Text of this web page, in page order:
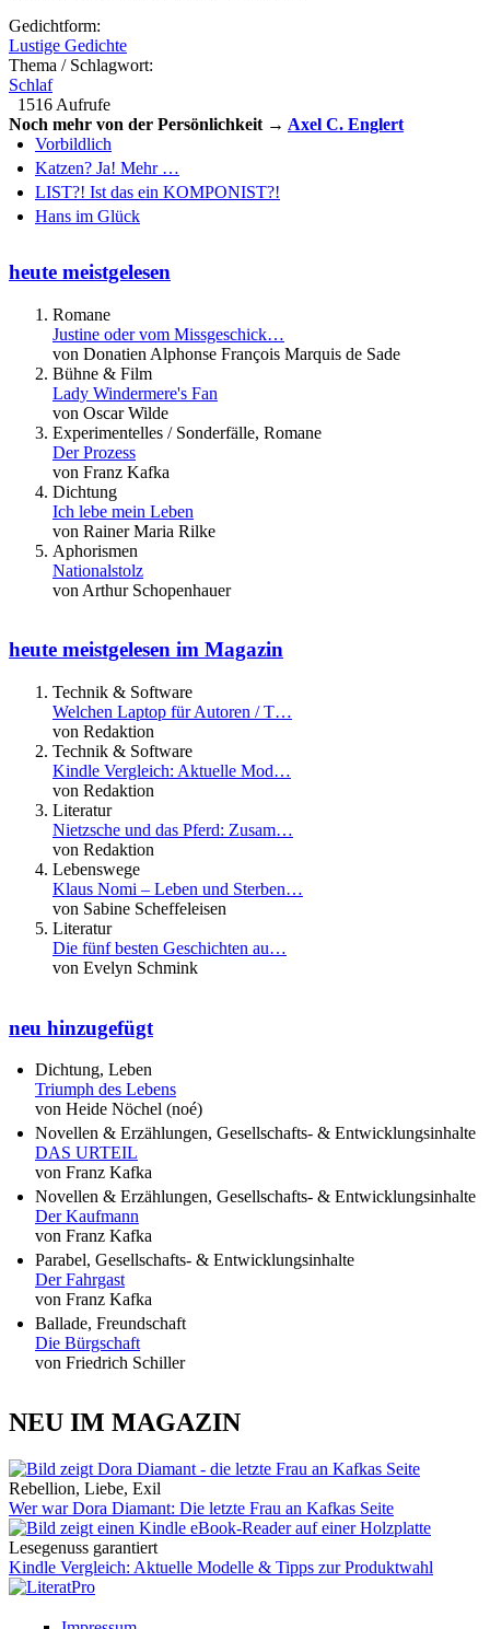
Gedichtform:
Lustige Gedichte
Thema / Schlagwort:
Schlaf
1516 Aufrufe
Noch mehr von der Persönlichkeit → Axel C. Englert
Vorbildlich
Katzen? Ja! Mehr …
LIST?! Ist das ein KOMPONIST?!
Hans im Glück
heute meistgelesen
Romane
Justine oder vom Missgeschick…
von Donatien Alphonse François Marquis de Sade
Bühne & Film
Lady Windermere's Fan
von Oscar Wilde
Experimentelles / Sonderfälle, Romane
Der Prozess
von Franz Kafka
Dichtung
Ich lebe mein Leben
von Rainer Maria Rilke
Aphorismen
Nationalstolz
von Arthur Schopenhauer
heute meistgelesen im Magazin
Technik & Software
Welchen Laptop für Autoren / T…
von Redaktion
Technik & Software
Kindle Vergleich: Aktuelle Mod…
von Redaktion
Literatur
Nietzsche und das Pferd: Zusam…
von Redaktion
Lebenswege
Klaus Nomi – Leben und Sterben…
von Sabine Scheffeleisen
Literatur
Die fünf besten Geschichten au…
von Evelyn Schmink
neu hinzugefügt
Dichtung, Leben
Triumph des Lebens
von Heide Nöchel (noé)
Novellen & Erzählungen, Gesellschafts- & Entwicklungsinhalte
DAS URTEIL
von Franz Kafka
Novellen & Erzählungen, Gesellschafts- & Entwicklungsinhalte
Der Kaufmann
von Franz Kafka
Parabel, Gesellschafts- & Entwicklungsinhalte
Der Fahrgast
von Franz Kafka
Ballade, Freundschaft
Die Bürgschaft
von Friedrich Schiller
NEU IM MAGAZIN
Rebellion, Liebe, Exil
Wer war Dora Diamant: Die letzte Frau an Kafkas Seite
Lesegenuss garantiert
Kindle Vergleich: Aktuelle Modelle & Tipps zur Produktwahl